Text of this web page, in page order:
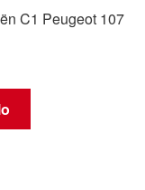
C1 Peugeot 107